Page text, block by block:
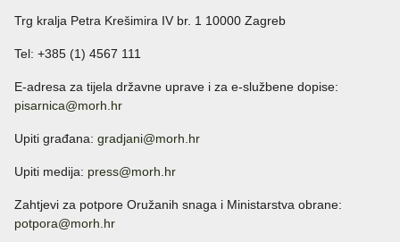
Trg kralja Petra Krešimira IV br. 1 10000 Zagreb
Tel: +385 (1) 4567 111
E-adresa za tijela državne uprave i za e-službene dopise:
pisarnica@morh.hr
Upiti građana: gradjani@morh.hr
Upiti medija: press@morh.hr
Zahtjevi za potpore Oružanih snaga i Ministarstva obrane:
potpora@morh.hr